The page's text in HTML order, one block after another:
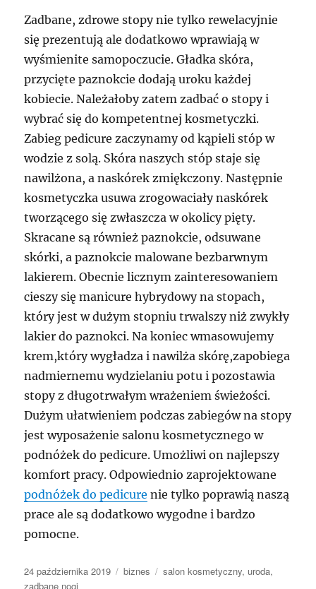
Zadbane, zdrowe stopy nie tylko rewelacyjnie
się prezentują ale dodatkowo wprawiają w
wyśmienite samopoczucie. Gładka skóra,
przycięte paznokcie dodają uroku każdej
kobiecie. Należałoby zatem zadbać o stopy i
wybrać się do kompetentnej kosmetyczki.
Zabieg pedicure zaczynamy od kąpieli stóp w
wodzie z solą. Skóra naszych stóp staje się
nawilżona, a naskórek zmiękczony. Następnie
kosmetyczka usuwa zrogowaciały naskórek
tworzącego się zwłaszcza w okolicy pięty.
Skracane są również paznokcie, odsuwane
skórki, a paznokcie malowane bezbarwnym
lakierem. Obecnie licznym zainteresowaniem
cieszy się manicure hybrydowy na stopach,
który jest w dużym stopniu trwalszy niż zwykły
lakier do paznokci. Na koniec wmasowujemy
krem,który wygładza i nawilża skórę,zapobiega
nadmiernemu wydzielaniu potu i pozostawia
stopy z długotrwałym wrażeniem świeżości.
Dużym ułatwieniem podczas zabiegów na stopy
jest wyposażenie salonu kosmetycznego w
podnóżek do pedicure. Umożliwi on najlepszy
komfort pracy. Odpowiednio zaprojektowane
podnóżek do pedicure nie tylko poprawią naszą
prace ale są dodatkowo wygodne i bardzo
pomocne.
Data
publikacji
24 października 2019 Kategorie
biznes Tagi
salon kosmetyczny, uroda,
zadbane nogi